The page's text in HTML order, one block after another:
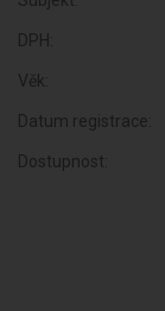
DPH:
Věk:
Datum registrace:
Dostupnost: